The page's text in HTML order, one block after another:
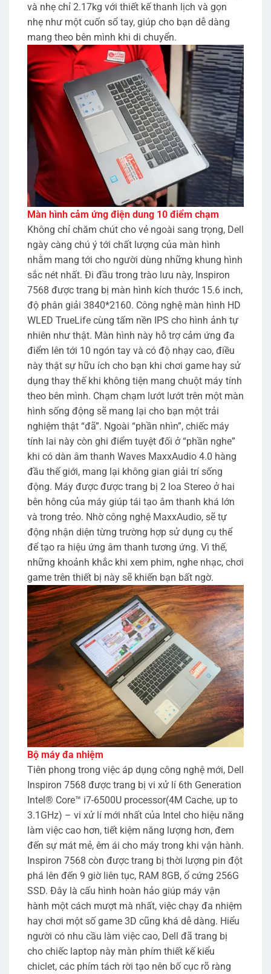
và nhẹ chỉ 2.17kg với thiết kế thanh lịch và gọn
nhẹ như một cuốn sổ tay, giúp cho bạn dễ dàng
mang theo bên mình khi di chuyển.
Màn hình cảm ứng điện dung 10 điểm chạm
Không chỉ chăm chút cho vẻ ngoài sang trọng, Dell
ngày càng chú ý tới chất lượng của màn hình
nhằm mang tới cho người dùng những khung hình
sắc nét nhất. Đi đầu trong trào lưu này, Inspiron
7568 được trang bị màn hình kích thước 15.6 inch,
độ phân giải 3840*2160. Công nghệ màn hình HD
WLED TrueLife cùng tấm nền IPS cho hình ảnh tự
nhiên như thật. Màn hình này hỗ trợ cảm ứng đa
điểm lên tới 10 ngón tay và có độ nhạy cao, điều
này thật sự hữu ích cho bạn khi chơi game hay sử
dụng thay thế khi không tiện mang chuột máy tính
theo bên mình. Chạm chạm lướt lướt trên một màn
hình sống động sẽ mang lại cho bạn một trải
nghiệm thật “đã”. Ngoài “phần nhìn”, chiếc máy
tính lai này còn ghi điểm tuyệt đối ở “phần nghe”
khi có dàn âm thanh Waves MaxxAudio 4.0 hàng
đầu thế giới, mang lại không gian giải trí sống
động. Máy được được trang bị 2 loa Stereo ở hai
bên hông của máy giúp tái tạo âm thanh khá lớn
và trong trẻo. Nhờ công nghệ MaxxAudio, sẽ tự
động nhận diện từng trường hợp sử dụng cụ thể
để tạo ra hiệu ứng âm thanh tương ứng. Vì thế,
những khoảnh khắc khi xem phim, nghe nhạc, chơi
game trên thiết bị này sẽ khiến bạn bất ngờ.
Bộ máy đa nhiệm
Tiên phong trong việc áp dụng công nghệ mới, Dell
Inspiron 7568 được trang bị vi xử lí 6th Generation
Intel® Core™ i7-6500U processor(4M Cache, up to
3.1GHz) – vi xử lí mới nhất của Intel cho hiệu năng
làm việc cao hơn, tiết kiệm năng lượng hơn, đem
đến sự mát mẻ, êm ái cho máy trong khi vận hành.
Inspiron 7568 còn được trang bị thời lượng pin đột
phá lên đến 9 giờ liên tục, RAM 8GB, ổ cứng 256G
SSD. Đây là cấu hình hoàn hảo giúp máy vận
hành một cách mượt mà nhất, việc chạy đa nhiệm
hay chơi một số game 3D cũng khá dễ dàng. Hiểu
người có nhu cầu làm việc cao, Dell đã trang bị
cho chiếc laptop này màn phím thiết kế kiểu
chiclet, các phím tách rời tạo nên bố cục rõ ràng